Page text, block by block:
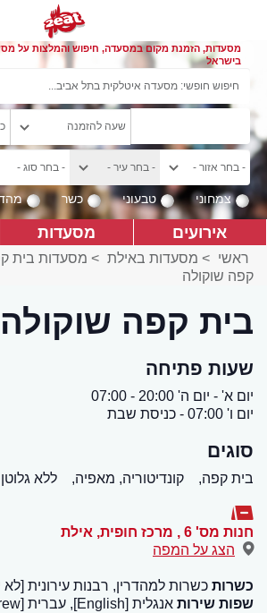
מסעדות, הזמנת מקום במסעדה, חיפוש והמלצות על
בישראל
צמחוני טבעוני כשר
אירועים מסעדות
ראשי > מסעדות באילת > מסעדות בית
קפה שוקולה
בית קפה שוקולה
שעות פתיחה
יום א' - יום ה' 20:00 - 07:00
יום ו' 07:00 - כניסת שבת
סוגים
בית קפה, קונדיטוריה, מאפיה,
ללא גלוטן
חנות מס' 6 , מרכז חופית , אילת
הצג על המפה
כשרות כשרות למהדרין, רבנות עירונית [לא
שפות שירות